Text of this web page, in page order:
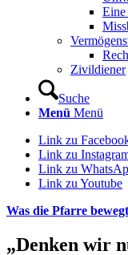
Zivildiener
Suche
Menü Menü
Link zu
Link zu
Link zu
Link zu Youtube
Was die Pfarre bewegt
„Denken wir